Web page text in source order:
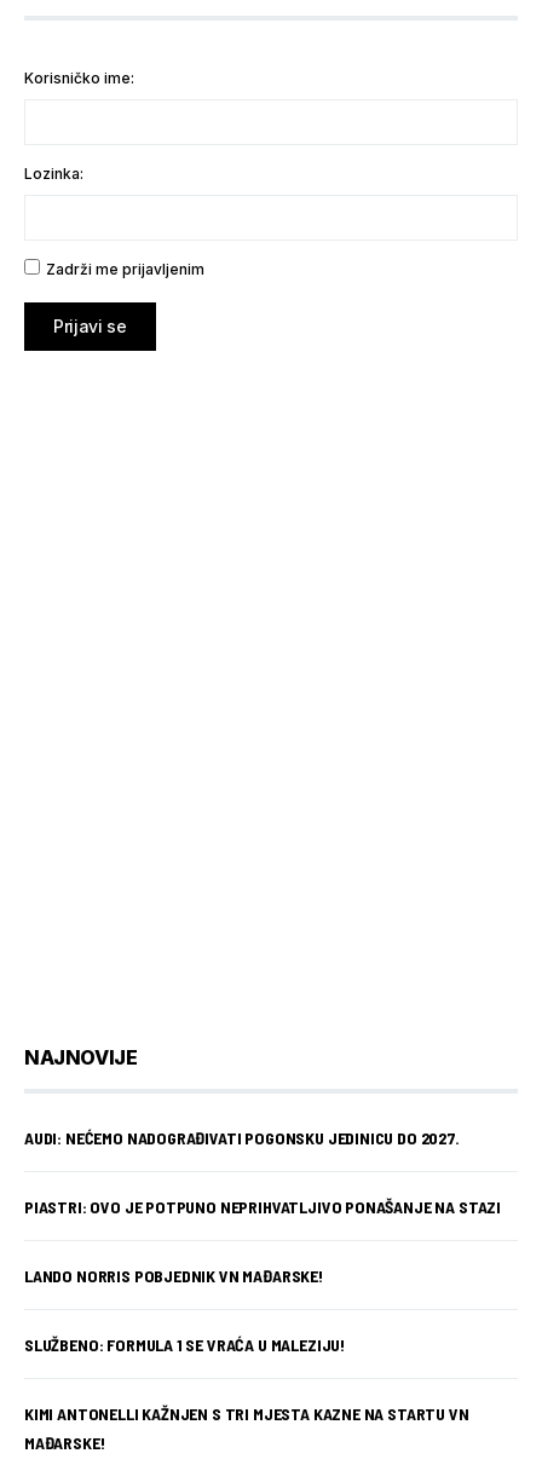
Korisničko ime:
Lozinka:
Zadrži me prijavljenim
Prijavi se
NAJNOVIJE
AUDI: NEĆEMO NADOGRAĐIVATI POGONSKU JEDINICU DO 2027.
PIASTRI: OVO JE POTPUNO NEPRIHVATLJIVO PONAŠANJE NA STAZI
LANDO NORRIS POBJEDNIK VN MAĐARSKE!
SLUŽBENO: FORMULA 1 SE VRAĆA U MALEZIJU!
KIMI ANTONELLI KAŽNJEN S TRI MJESTA KAZNE NA STARTU VN
MAĐARSKE!